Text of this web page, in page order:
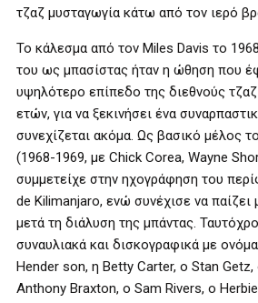
τζαζ μυσταγωγία κάτω από τον ιερό
Το κάλεσμα από τον Miles Davis το
του ως μπασίστας ήταν η ώθηση που
υψηλότερο επίπεδο της διεθνούς
ετών, για να ξεκινήσει ένα
συνεχίζεται ακόμα. Ως βασικό μέλος
(1968-1969, με Chick Corea, Wayne
συμμετείχε στην ηχογράφηση του
de Kilimanjaro, ενώ συνέχισε να παίζει
μετά τη διάλυση της μπάντας.
συναυλιακά και δισκογραφικά με
Hender son, η Betty Carter, ο Stan
Anthony Braxton, ο Sam Rivers, ο